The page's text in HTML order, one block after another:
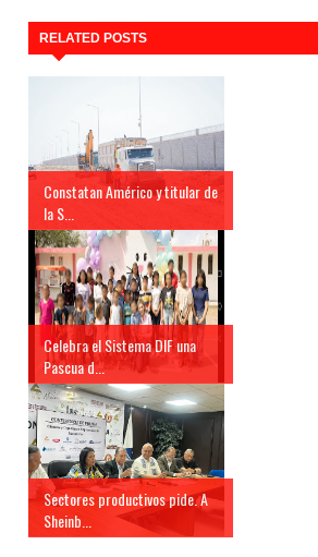
RELATED POSTS
Constatan Américo y titular de
la S...
Celebra el Sistema DIF una
Pascua d...
Sectores productivos pide. A
Sheinb...